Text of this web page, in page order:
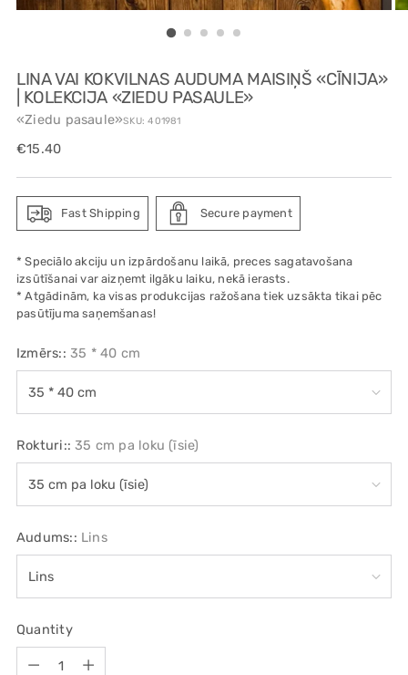
LINA VAI KOKVILNAS AUDUMA MAISIŅŠ «CĪNIJA»
| KOLEKCIJA «ZIEDU PASAULE»
«Ziedu pasaule»SKU: 401981
Regular
€15.40
Fast Shipping Secure payment
* Speciālo akciju un izpārdošanu laikā, preces sagatavošana
izsūtīšanai var aizņemt ilgāku laiku, nekā ierasts.
* Atgādinām, ka visas produkcijas ražošana tiek uzsākta tikai pēc
pasūtījuma saņemšanas!
Izmērs:: 35 * 40 cm
Rokturi::35 cm pa loku (īsie)
Audums:: Lins
Quantity